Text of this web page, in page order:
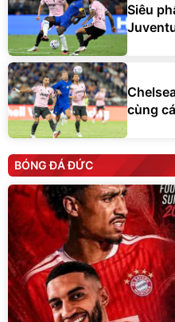
Siêu
cùng
BÓNG ĐÁ ĐỨC